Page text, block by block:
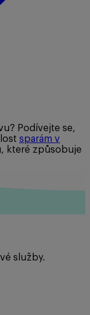
Podívejte se,
sparám v
které způsobuje
služby.